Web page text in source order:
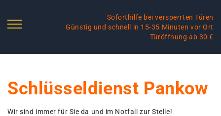
Soforthilfe bei versperrten Türen
Günstig und schnell in 15-35 Minuten vor Ort
Türöffnung ab 30 €
Schlüsseldienst Pankow
Wir sind immer für Sie da und im Notfall zur Stelle!